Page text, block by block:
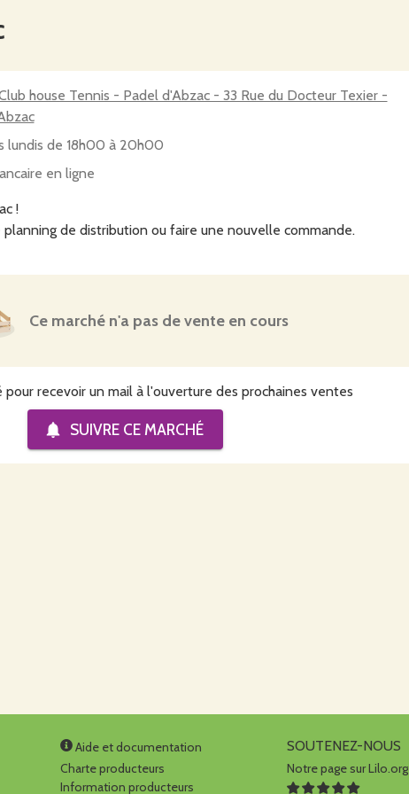
lundis de 18h00 à 20h00
en ligne
!
de distribution ou faire une nouvelle commande.
Ce marché n'a pas de vente en cours
pour recevoir un mail à l'ouverture des prochaines ventes
SUIVRE CE MARCHÉ
Aide et documentation
Charte producteurs
Information producteurs
SOUTENEZ-NOUS
Notre page sur Lilo.org